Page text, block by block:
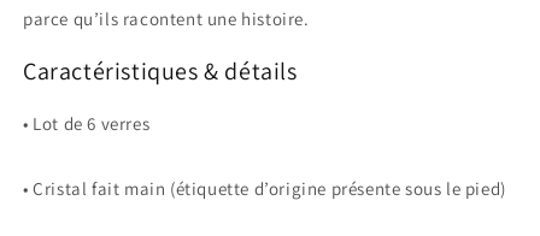
parce qu’ils racontent une histoire.
Caractéristiques & détails
• Lot de 6 verres
• Cristal fait main (étiquette d’origine présente sous le pied)